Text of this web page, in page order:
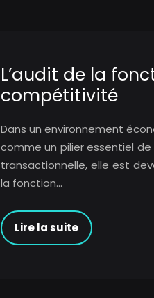
L’audit de la
compétitivité
Dans un environnement
comme un pilier essentiel
transactionnelle, elle est
la fonction…
Lire la suite